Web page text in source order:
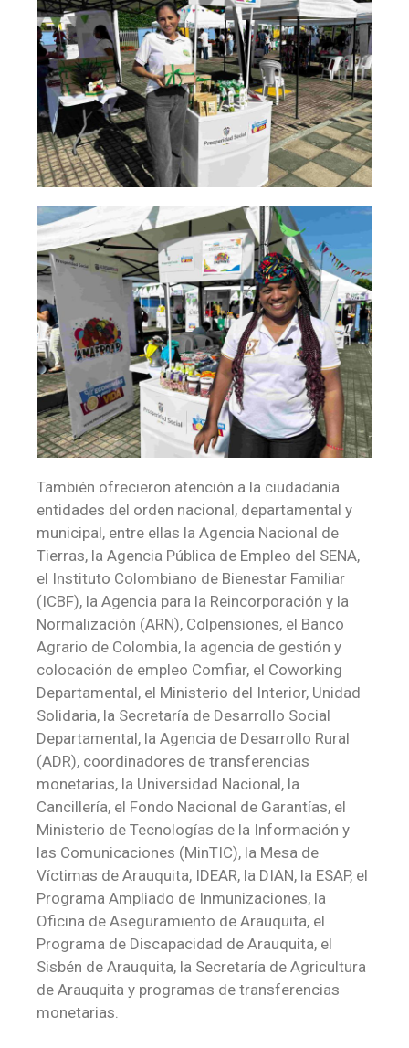
También ofrecieron atención a la ciudadanía
entidades del orden nacional, departamental y
municipal, entre ellas la Agencia Nacional de
Tierras, la Agencia Pública de Empleo del SENA,
el Instituto Colombiano de Bienestar Familiar
(ICBF), la Agencia para la Reincorporación y la
Normalización (ARN), Colpensiones, el Banco
Agrario de Colombia, la agencia de gestión y
colocación de empleo Comfiar, el Coworking
Departamental, el Ministerio del Interior, Unidad
Solidaria, la Secretaría de Desarrollo Social
Departamental, la Agencia de Desarrollo Rural
(ADR), coordinadores de transferencias
monetarias, la Universidad Nacional, la
Cancillería, el Fondo Nacional de Garantías, el
Ministerio de Tecnologías de la Información y
las Comunicaciones (MinTIC), la Mesa de
Víctimas de Arauquita, IDEAR, la DIAN, la ESAP, el
Programa Ampliado de Inmunizaciones, la
Oficina de Aseguramiento de Arauquita, el
Programa de Discapacidad de Arauquita, el
Sisbén de Arauquita, la Secretaría de Agricultura
de Arauquita y programas de transferencias
monetarias.